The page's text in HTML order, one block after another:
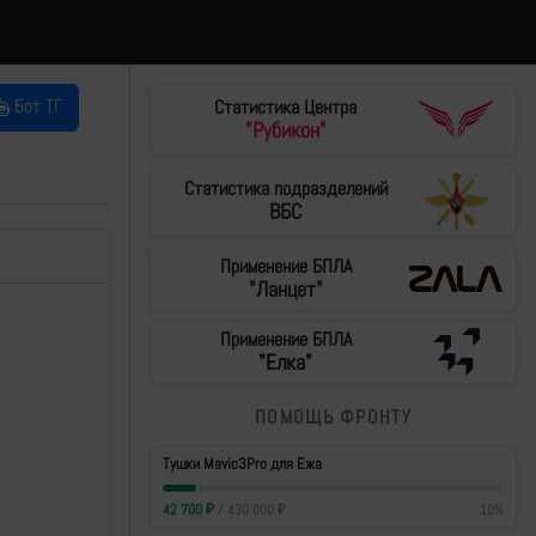
Бот ТГ
Статистика Центра
"Рубикон"
Статистика подразделений
ВБС
Применение БПЛА
"Ланцет"
Применение БПЛА
"Елка"
ПОМОЩЬ ФРОНТУ
Тушки Mavic3Pro для Ежа
42 700₽/ 430 000 ₽ 10%